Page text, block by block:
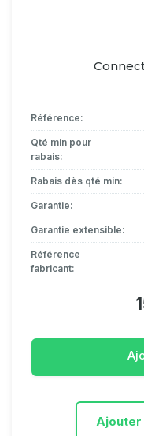
Référence:
Qté min pour
rabais:
Rabais dès qté min:
Garantie:
Garantie extensible:
Référence
fabricant:
Ajouter